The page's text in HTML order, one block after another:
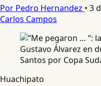
Por Pedro Hernandez • 3
Carlos Campos
Huachipato